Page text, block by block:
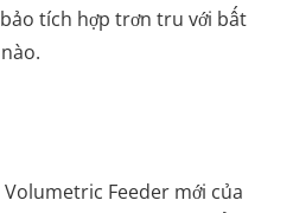
tích hợp trơn tru với bất
Feeder mới của